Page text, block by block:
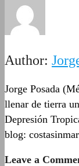
Author:
Jorge Posada
llenar de tierra
Depresión
blog:
Leave a